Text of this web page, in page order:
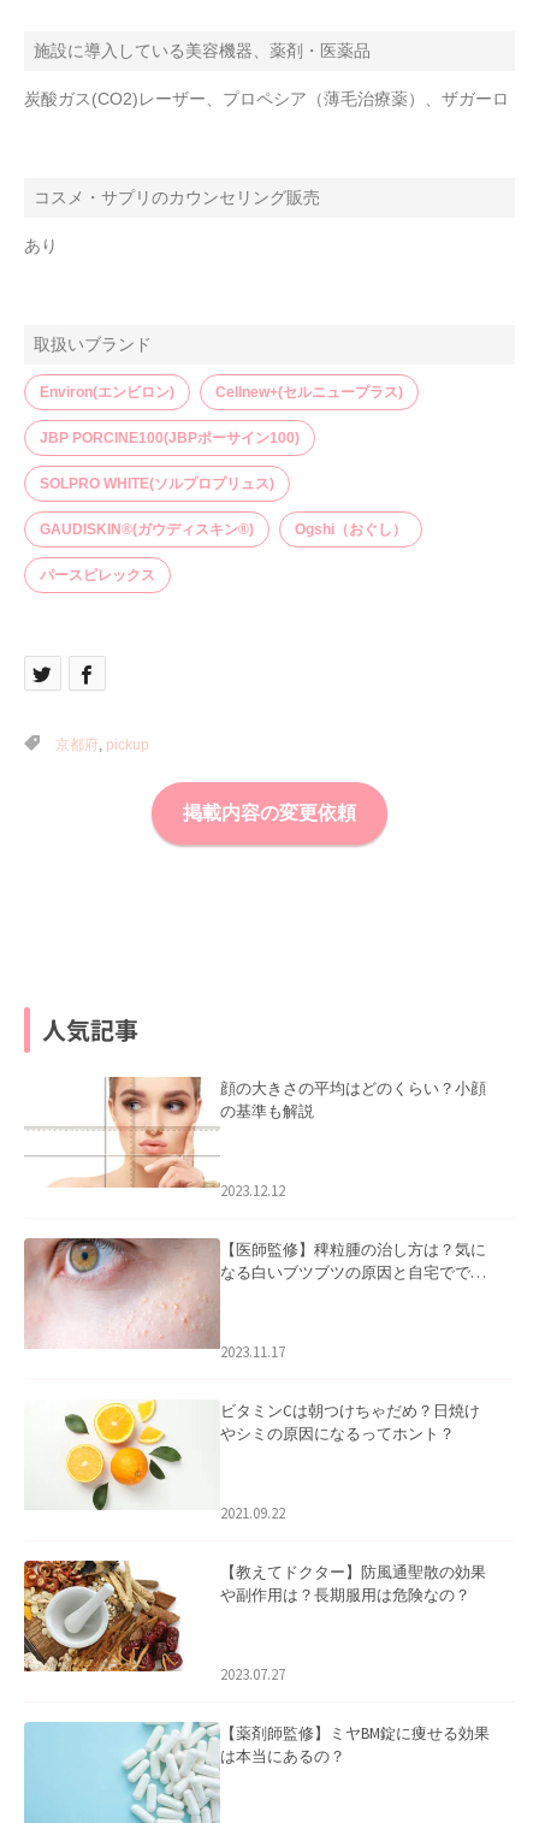
施設に導入している美容機器、薬剤・医薬品
炭酸ガス(CO2)レーザー、プロペシア（薄毛治療薬）、ザガーロ
コスメ・サプリのカウンセリング販売
あり
取扱いブランド
Environ(エンビロン) Cellnew+(セルニュープラス)
JBP PORCINE100(JBPポーサイン100)
SOLPRO WHITE(ソルプロプリュス)
GAUDISKIN®(ガウディスキン®) Ogshi（おぐし）
パースピレックス
京都府, pickup
掲載内容の変更依頼
人気記事
顔の大きさの平均はどのくらい？小顔
の基準も解説
2023.12.12
【医師監修】稗粒腫の治し方は？気に
なる白いブツブツの原因と自宅ででき
2023.11.17
ビタミンCは朝つけちゃだめ？日焼け
やシミの原因になるってホント？
2021.09.22
【教えてドクター】防風通聖散の効果
や副作用は？長期服用は危険なの？
2023.07.27
【薬剤師監修】ミヤBM錠に痩せる効果
は本当にあるの？